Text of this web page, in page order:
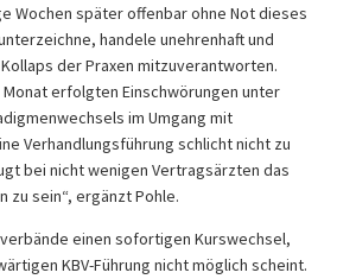
Wochen später offenbar ohne Not dieses
handele unehrenhaft und
der Praxen mitzuverantworten.
Monat erfolgten Einschwörungen unter
im Umgang mit
Verhandlungsführung schlicht nicht zu
bei nicht wenigen Vertragsärzten das
zu sein“, ergänzt Pohle.
einen sofortigen Kurswechsel,
KBV-Führung nicht möglich scheint.